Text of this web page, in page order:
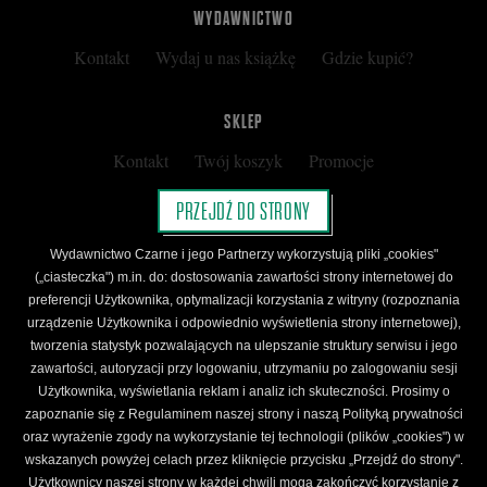
WYDAWNICTWO
Kontakt Wydaj u nas książkę Gdzie kupić?
SKLEP
Kontakt Twój koszyk
Promocje
Kup kartę podarunkową
Nota prawna
Regulamin
Polityka prywatności
Regulamin Klubu Czarnego
Regulamin Karty Podarunkowej
ŚLEDŹ CZARNE
Facebook YouTube Instagram Newsletter
PRZEJDŹ DO STRONY
Wydawnictwo Czarne i jego Partnerzy wykorzystują pliki „cookies"
(„ciasteczka") m.in. do: dostosowania zawartości strony internetowej do
preferencji Użytkownika, optymalizacji korzystania z witryny (rozpoznania
urządzenie Użytkownika i odpowiednio wyświetlenia strony internetowej),
tworzenia statystyk pozwalających na ulepszanie struktury serwisu i jego
zawartości, autoryzacji przy logowaniu, utrzymaniu po zalogowaniu sesji
Użytkownika, wyświetlania reklam i analiz ich skuteczności. Prosimy o
zapoznanie się z Regulaminem naszej strony i naszą Polityką prywatności
oraz wyrażenie zgody na wykorzystanie tej technologii (plików „cookies") w
wskazanych powyżej celach przez kliknięcie przycisku „Przejdź do strony".
Użytkownicy naszej strony w każdej chwili mogą zakończyć korzystanie z